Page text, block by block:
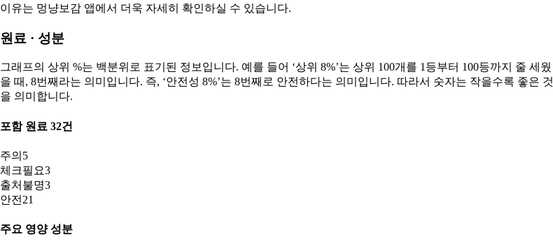
이유는 멍냥보감 앱에서 더욱 자세히 확인하실 수 있습니다.
원료 · 성분
그래프의 상위 %는 백분위로 표기된 정보입니다. 예를 들어 ‘상위 8%’는 상위 100개를 1등부터 100등까지 줄 세웠
을 때, 8번째라는 의미입니다. 즉, ‘안전성 8%’는 8번째로 안전하다는 의미입니다. 따라서 숫자는 작을수록 좋은 것
을 의미합니다.
포함 원료 32건
주의 5
체크필요3
출처불명3
안전 21
주요 영양 성분